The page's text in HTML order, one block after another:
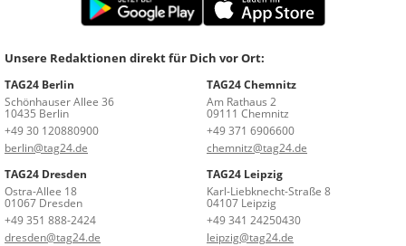
Unsere Redaktionen direkt für Dich vor Ort:
TAG24 Berlin
Schönhauser Allee 36
10435 Berlin
+49 30 120880900
berlin@tag24.de
TAG24 Chemnitz
Am Rathaus 2
09111 Chemnitz
+49 371 6906600
chemnitz@tag24.de
TAG24 Dresden
Ostra-Allee 18
01067 Dresden
+49 351 888-2424
dresden@tag24.de
TAG24 Leipzig
Karl-Liebknecht-Straße 8
04107 Leipzig
+49 341 24250430
leipzig@tag24.de